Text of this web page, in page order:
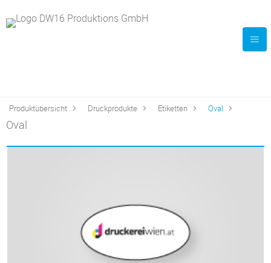
Produktübersicht Druckprodukte Etiketten Oval
Oval